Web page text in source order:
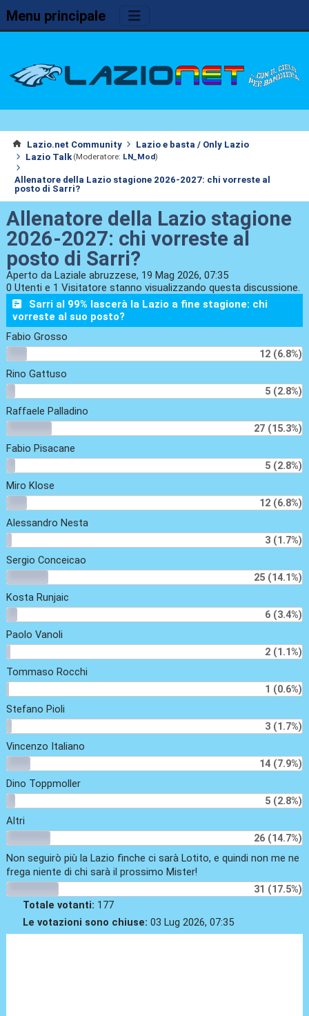
Menu principale
Lazio.net Community
Lazio e basta / Only Lazio
Lazio Talk (Moderatore: LN_Mod)
Allenatore della Lazio stagione 2026-2027: chi vorreste al
posto di Sarri?
Allenatore della Lazio stagione
2026-2027: chi vorreste al
posto di Sarri?
Aperto da Laziale abruzzese, 19 Mag 2026, 07:35
0 Utenti e 1 Visitatore stanno visualizzando questa discussione.
Sarri al 99% lascerà la Lazio a fine stagione: chi
vorreste al suo posto?
Fabio Grosso
12 (6.8%)
Rino Gattuso
5 (2.8%)
Raffaele Palladino
27 (15.3%)
Fabio Pisacane
5 (2.8%)
Miro Klose
12 (6.8%)
Alessandro Nesta
3 (1.7%)
Sergio Conceicao
25 (14.1%)
Kosta Runjaic
6 (3.4%)
Paolo Vanoli
2 (1.1%)
Tommaso Rocchi
1 (0.6%)
Stefano Pioli
3 (1.7%)
Vincenzo Italiano
14 (7.9%)
Dino Toppmoller
5 (2.8%)
Altri
26 (14.7%)
Non seguirò più la Lazio finche ci sarà Lotito, e quindi non me ne
frega niente di chi sarà il prossimo Mister!
31 (17.5%)
Totale votanti: 177
Le votazioni sono chiuse: 03 Lug 2026, 07:35